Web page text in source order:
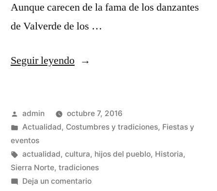
Aunque carecen de la fama de los danzantes
de Valverde de los …
Seguir leyendo«Los
Condemios
Arriba»
Publicado
por
admin
octubre 7, 2016
Publicado
en
Actualidad, Costumbres y tradiciones, Fiestas y
eventos
Etiquetas:
actualidad, cultura, hijos del pueblo, Historia,
Sierra Norte, tradiciones
Deja un comentarioen